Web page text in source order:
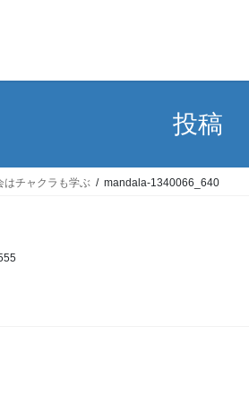
投稿
はチャクラも学ぶ mandala-1340066_640